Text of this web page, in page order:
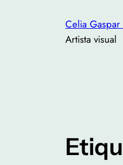
Celia Gaspar
Artista visual